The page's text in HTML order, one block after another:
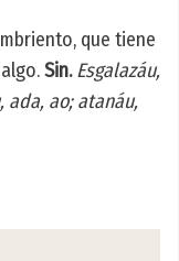
que tiene
Sin. Esgalazáu,
ada, ao; atanáu,